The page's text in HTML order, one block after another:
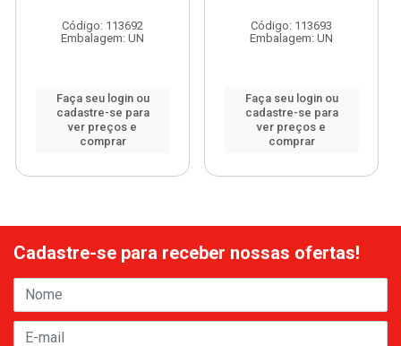
Código: 113692
Embalagem: UN
Faça seu login ou
cadastre-se para
ver preços e
comprar
Código: 113693
Embalagem: UN
Faça seu login ou
cadastre-se para
ver preços e
comprar
Cadastre-se para receber nossas ofertas!